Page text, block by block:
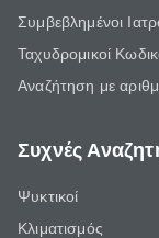
Συμβεβλημένοι
Ταχυδρομικοί
Αναζήτηση με
Συχνές
Ψυκτικοί
Κλιματισμός